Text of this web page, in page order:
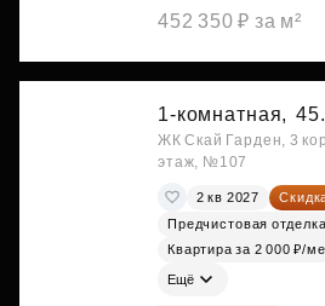
452 350 ₽ за м²
1-комнатная,
ЖК Скай Гарден, 3
этаж, №107
2 кв 2027
Предчистовая отделка
Квартира за 2 000 ₽/
Ещё